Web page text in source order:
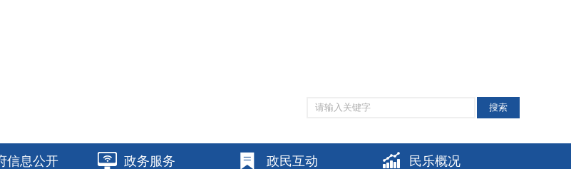
搜索
信息公开 政务服务 政民互动 民乐概况